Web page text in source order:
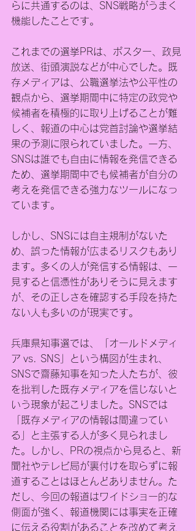
らに共通するのは、SNS戦略がうまく
機能したことです。
これまでの選挙PRは、ポスター、政見
放送、街頭演説などが中心でした。既
存メディアは、公職選挙法や公平性の
観点から、選挙期間中に特定の政党や
候補者を積極的に取り上げることが難
しく、報道の中心は党首討論や選挙結
果の予測に限られていました。一方、
SNSは誰でも自由に情報を発信できる
ため、選挙期間中でも候補者が自分の
考えを発信できる強力なツールになっ
ています。
しかし、SNSには自主規制がないた
め、誤った情報が広まるリスクもあり
ます。多くの人が発信する情報は、一
見すると信憑性がありそうに見えます
が、その正しさを確認する手段を持た
ない人も多いのが現実です。
兵庫県知事選では、「オールドメディ
ア vs. SNS」という構図が生まれ、
SNSで齋藤知事を知った人たちが、彼
を批判した既存メディアを信じないと
いう現象が起こりました。SNSでは
「既存メディアの情報は間違ってい
る」と主張する人が多く見られまし
た。しかし、PRの視点から見ると、新
聞社やテレビ局が裏付けを取らずに報
道することはほとんどありません。た
だし、今回の報道はワイドショー的な
側面が強く、報道機関には事実を正確
に伝える役割があることを改めて考え